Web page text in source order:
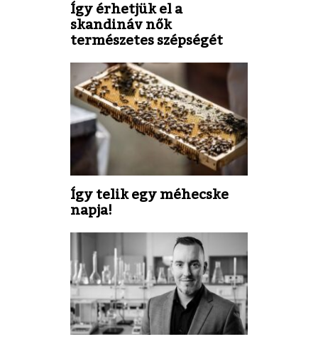
Így érhetjük el a
skandináv nők
természetes szépségét
Így telik egy méhecske
napja!